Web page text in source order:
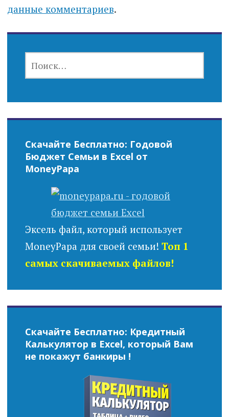
данные комментариев.
Скачайте Бесплатно: Годовой
Бюджет Семьи в Excel от
MoneyPapa
Эксель файл, который использует
MoneyPapa для своей семьи! Топ 1
самых скачиваемых файлов!
Скачайте Бесплатно: Кредитный
Калькулятор в Excel, который Вам
не покажут банкиры !